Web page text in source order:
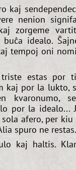
kaj
nenion
zorgeme
idealo.
tempoj oni
estas por
kaj por la lukto,
kvaronumo,
por la idealo...
afero, per
spuro ne restas.
kaj haltis.